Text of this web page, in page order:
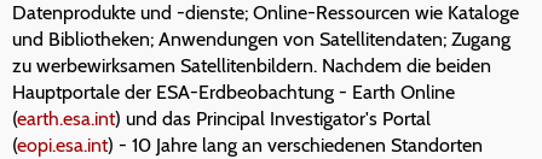
Datenprodukte und -dienste; Online-Ressourcen wie Kataloge
und Bibliotheken; Anwendungen von Satellitendaten; Zugang
zu werbewirksamen Satellitenbildern. Nachdem die beiden
Hauptportale der ESA-Erdbeobachtung - Earth Online
(earth.esa.int) und das Principal Investigator's Portal
(eopi.esa.int) - 10 Jahre lang an verschiedenen Standorten